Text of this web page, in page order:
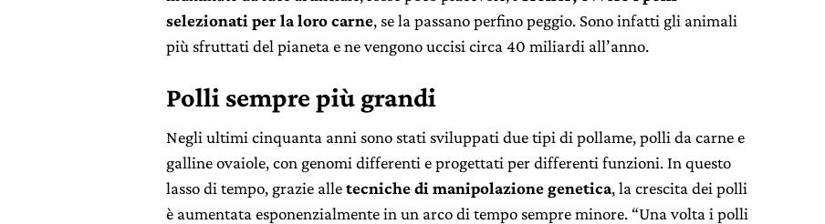
selezionati per la loro carne, se la passano perfino peggio. Sono infatti gli animali
più sfruttati del pianeta e ne vengono uccisi circa 40 miliardi all’anno.
Polli sempre più grandi
Negli ultimi cinquanta anni sono stati sviluppati due tipi di pollame, polli da carne e
galline ovaiole, con genomi differenti e progettati per differenti funzioni. In questo
lasso di tempo, grazie alletecniche di manipolazione genetica, la crescita dei polli
è aumentata esponenzialmente in un arco di tempo sempre minore. “Una volta i polli